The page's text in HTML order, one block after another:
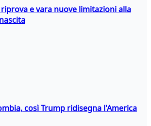
e vara nuove limitazioni alla
così Trump ridisegna l'America